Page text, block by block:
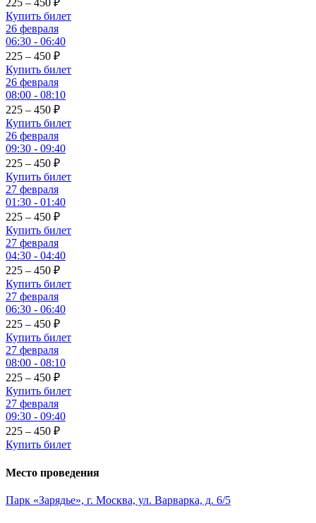
225 – 450 ₽
Купить билет
26 февраля
06:30 - 06:40
225 – 450 ₽
Купить билет
26 февраля
08:00 - 08:10
225 – 450 ₽
Купить билет
26 февраля
09:30 - 09:40
225 – 450 ₽
Купить билет
27 февраля
01:30 - 01:40
225 – 450 ₽
Купить билет
27 февраля
04:30 - 04:40
225 – 450 ₽
Купить билет
27 февраля
06:30 - 06:40
225 – 450 ₽
Купить билет
27 февраля
08:00 - 08:10
225 – 450 ₽
Купить билет
27 февраля
09:30 - 09:40
225 – 450 ₽
Купить билет
Место проведения
Парк «Зарядье», г. Москва, ул. Варварка, д. 6/5